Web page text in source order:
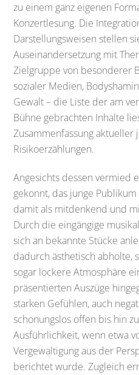
zu einem ganz eigenen
Konzertlesung. Die
Darstellungsweisen stellen
Auseinandersetzung mit
Zielgruppe von besonderer
sozialer Medien,
Gewalt – die Liste der am
Bühne gebrachten Inhalte
Zusammenfassung aktueller
Risikoerzählungen.
Angesichts dessen vermied
gekonnt, das junge
damit als mitdenkend und
Durch die eingängige
sich an bekannte Stücke
dadurch ästhetisch abholte,
sogar lockere Atmosphäre
präsentierten Auszüge
starken Gefühlen, auch
schonungslos offen bis hin
Ausführlichkeit, wenn etwa
Vergewaltigung aus der
berichtet wurde. Zugleich